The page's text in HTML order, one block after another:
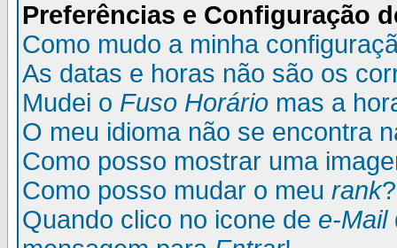
Preferências e Configuração
Como mudo a minha
As datas e horas não são os
Mudei o Fuso Horário mas a
O meu idioma não se encontra
Como posso mostrar uma
Como posso mudar o meu rank?
Quando clico no icone de e-Mail